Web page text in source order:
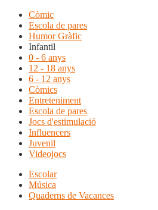
Còmic
Escola de pares
Humor Gràfic
Infantil
0 - 6 anys
12 - 18 anys
6 - 12 anys
Còmics
Entreteniment
Escola de pares
Jocs d'estimulació
Influencers
Juvenil
Videojocs
Escolar
Música
Quaderns de Vacances